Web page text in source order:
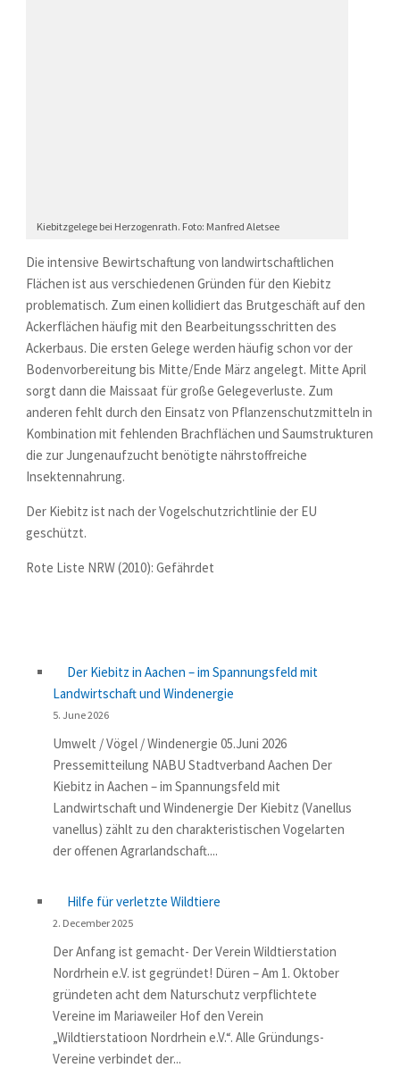
Kiebitzgelege bei Herzogenrath. Foto: Manfred Aletsee
Die intensive Bewirtschaftung von landwirtschaftlichen
Flächen ist aus verschiedenen Gründen für den Kiebitz
problematisch. Zum einen kollidiert das Brutgeschäft auf den
Ackerflächen häufig mit den Bearbeitungsschritten des
Ackerbaus. Die ersten Gelege werden häufig schon vor der
Bodenvorbereitung bis Mitte/Ende März angelegt. Mitte April
sorgt dann die Maissaat für große Gelegeverluste. Zum
anderen fehlt durch den Einsatz von Pflanzenschutzmitteln in
Kombination mit fehlenden Brachflächen und Saumstrukturen
die zur Jungenaufzucht benötigte nährstoffreiche
Insektennahrung.
Der Kiebitz ist nach der Vogelschutzrichtlinie der EU
geschützt.
Rote Liste NRW (2010): Gefährdet
Der Kiebitz in Aachen – im Spannungsfeld mit
Landwirtschaft und Windenergie
5. June 2026
Umwelt / Vögel / Windenergie 05.Juni 2026
Pressemitteilung NABU Stadtverband Aachen Der
Kiebitz in Aachen – im Spannungsfeld mit
Landwirtschaft und Windenergie Der Kiebitz (Vanellus
vanellus) zählt zu den charakteristischen Vogelarten
der offenen Agrarlandschaft....
Hilfe für verletzte Wildtiere
2. December 2025
Der Anfang ist gemacht- Der Verein Wildtierstation
Nordrhein e.V. ist gegründet! Düren – Am 1. Oktober
gründeten acht dem Naturschutz verpflichtete
Vereine im Mariaweiler Hof den Verein
„Wildtierstatioon Nordrhein e.V.“. Alle Gründungs-
Vereine verbindet der...